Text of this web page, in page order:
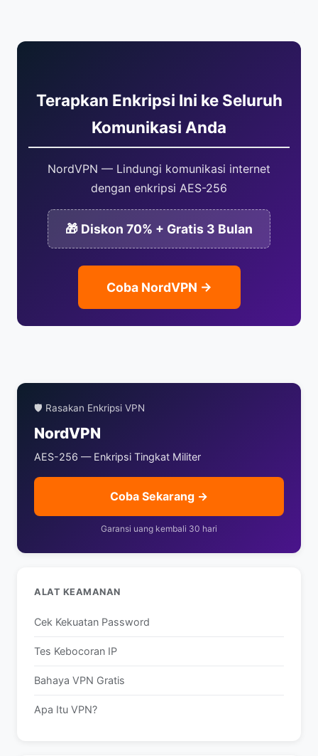
Terapkan Enkripsi Ini ke Seluruh
Komunikasi Anda
NordVPN — Lindungi komunikasi internet
dengan enkripsi AES-256
🎁 Diskon 70% + Gratis 3 Bulan
Coba NordVPN →
🛡️ Rasakan Enkripsi VPN
NordVPN
AES-256 — Enkripsi Tingkat Militer
Coba Sekarang →
Garansi uang kembali 30 hari
ALAT KEAMANAN
Cek Kekuatan Password
Tes Kebocoran IP
Bahaya VPN Gratis
Apa Itu VPN?